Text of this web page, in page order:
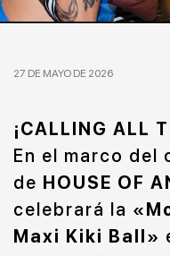
27 DE MAYO DE 2026
¡CALLING ALL
En el marco del
de HOUSE OF
celebrará la
Maxi Kiki Ball»